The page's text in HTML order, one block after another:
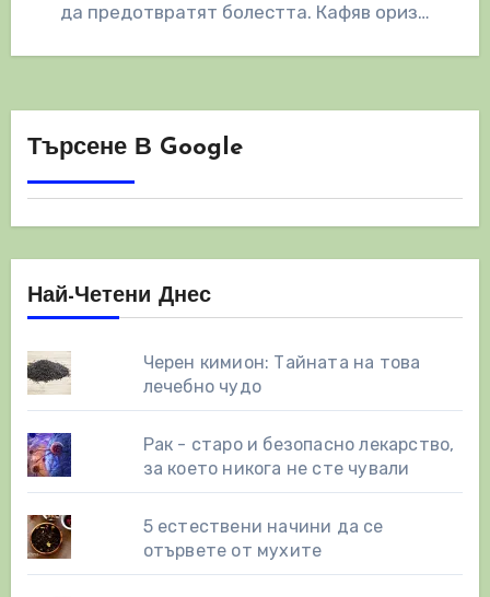
да предотвратят болестта. Кафяв ориз…
Търсене В Google
Най-Четени Днес
Черен кимион: Тайната на това
лечебно чудо
Рак - старо и безопасно лекарство,
за което никога не сте чували
5 естествени начини да се
отървете от мухите